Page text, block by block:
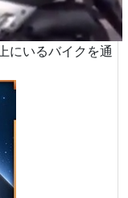
にいるバイクを通